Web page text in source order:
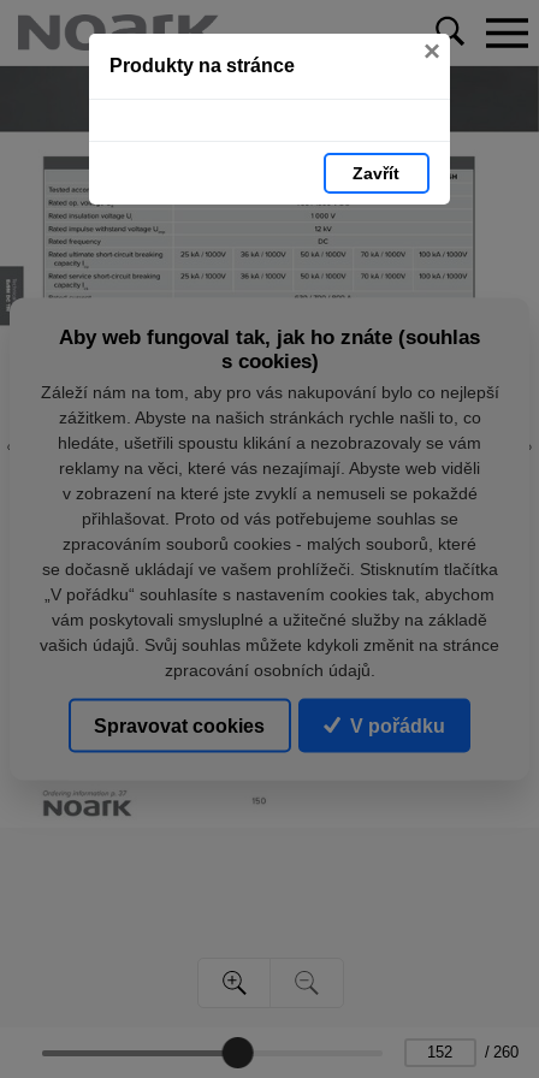
Produkty na stránce ×
Zavřít
/ 260
Aby web fungoval tak, jak ho znáte (souhlas
s cookies)
Záleží nám na tom, aby pro vás nakupování bylo co nejlepší
zážitkem. Abyste na našich stránkách rychle našli to, co
hledáte, ušetřili spoustu klikání a nezobrazovaly se vám
reklamy na věci, které vás nezajímají. Abyste web viděli
v zobrazení na které jste zvyklí a nemuseli se pokaždé
přihlašovat. Proto od vás potřebujeme souhlas se
zpracováním souborů cookies - malých souborů, které
se dočasně ukládají ve vašem prohlížeči. Stisknutím tlačítka
„V pořádku“ souhlasíte s nastavením cookies tak, abychom
vám poskytovali smysluplné a užitečné služby na základě
vašich údajů. Svůj souhlas můžete kdykoli změnit na stránce
zpracování osobních údajů.
Spravovat cookies V pořádku